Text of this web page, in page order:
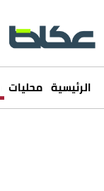
الرئيسية محليات